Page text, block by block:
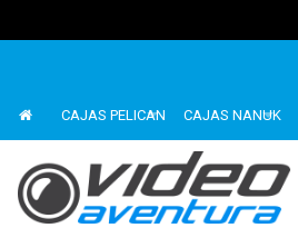
CAJAS PELICAN CAJAS NANUK